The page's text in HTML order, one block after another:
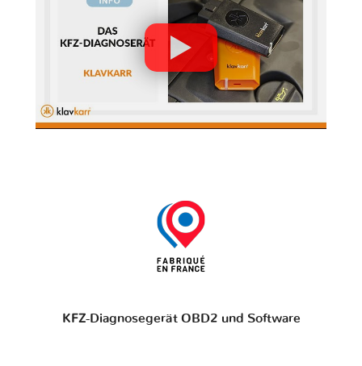
KFZ-Diagnosegerät OBD2 und Software